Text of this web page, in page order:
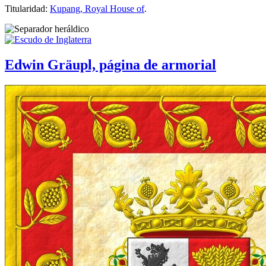
Titularidad: Kupang, Royal House of.
Edwin Gräupl, página de armorial